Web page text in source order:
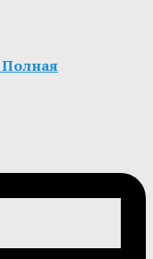
Полная